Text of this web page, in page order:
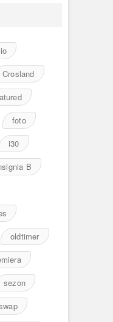
Crosland
foto
i30
B
oldtimer
sezon